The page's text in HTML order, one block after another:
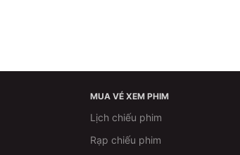
MUA VÉ XEM PHIM
Lịch chiếu phim
Rạp chiếu phim